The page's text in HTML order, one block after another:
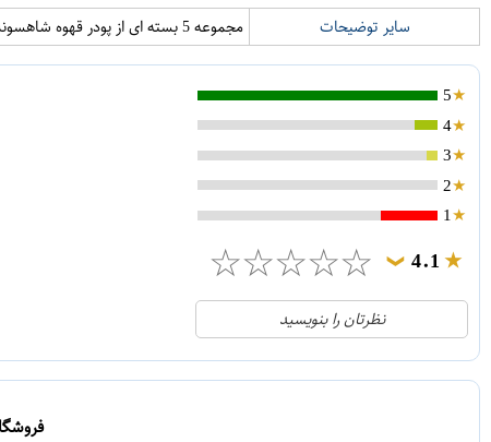
سایر توضیحات مجموعه 5 بسته ای از پودر قهوه شاهسوند مدل فرانسه مقدار 200 گرمی
5
4
3
2
1
4.1
❯
☆
☆
☆
☆
☆
21
3
1
نظرتان را بنویسید